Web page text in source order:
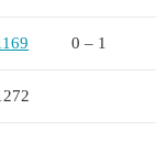
0 – 1